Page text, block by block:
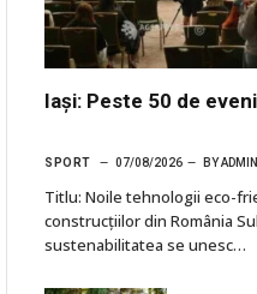
Iași: Peste 50 de
SPORT 07/08/2026 BY ADMIN
Titlu: Noile tehnologii eco-
construcțiilor din România
sustenabilitatea se unesc…